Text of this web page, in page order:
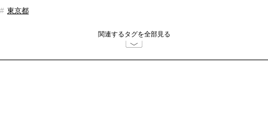
東京都
関連するタグを全部見る